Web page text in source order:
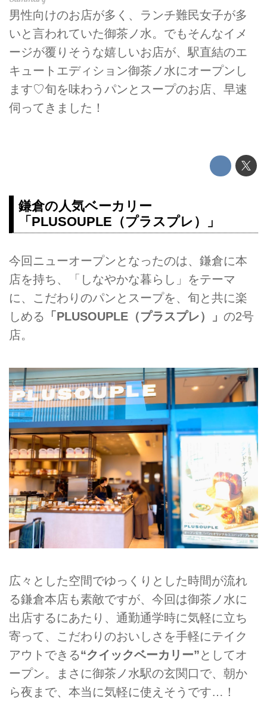
男性向けのお店が多く、ランチ難民女子が多
いと言われていた御茶ノ水。でもそんなイメ
ージが覆りそうな嬉しいお店が、駅直結のエ
キュートエディション御茶ノ水にオープンし
ます♡旬を味わうパンとスープのお店、早速
伺ってきました！
鎌倉の人気ベーカリー
「PLUSOUPLE（プラスプレ）」
今回ニューオープンとなったのは、鎌倉に本
店を持ち、「しなやかな暮らし」をテーマ
に、こだわりのパンとスープを、旬と共に楽
しめる 「PLUSOUPLE（プラスプレ）」 の2号
店。
広々とした空間でゆっくりとした時間が流れ
る鎌倉本店も素敵ですが、今回は御茶ノ水に
出店するにあたり、通勤通学時に気軽に立ち
寄って、こだわりのおいしさを手軽にテイク
アウトできる“クイックベーカリー”としてオ
ープン。まさに御茶ノ水駅の玄関口で、朝か
ら夜まで、本当に気軽に使えそうです…！